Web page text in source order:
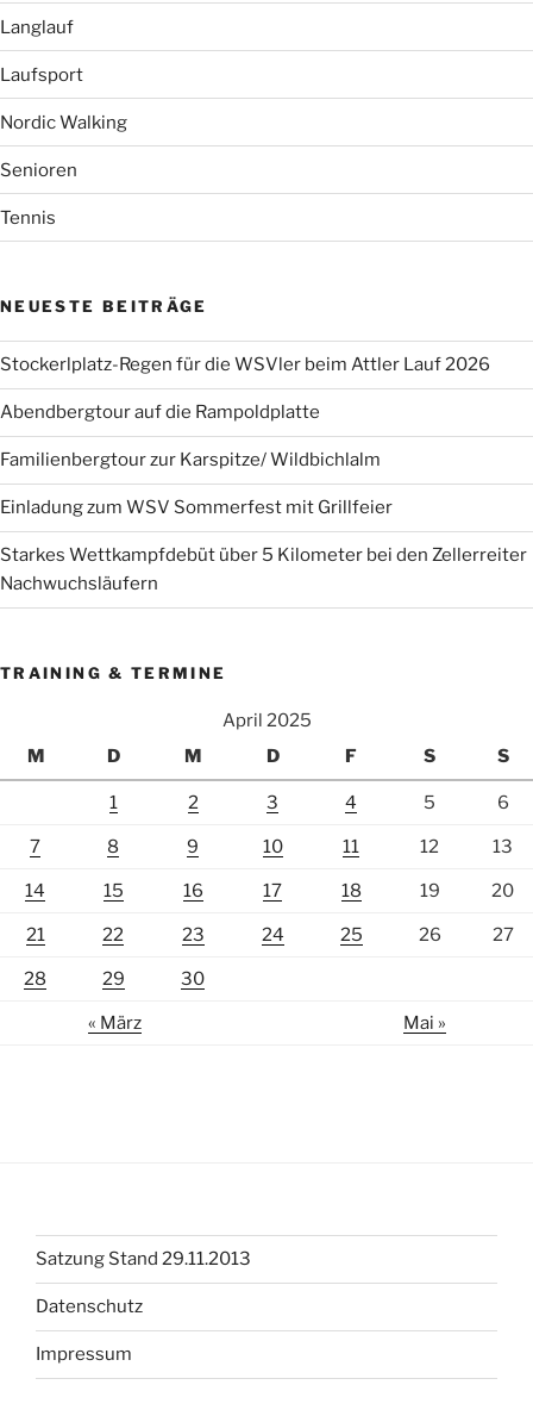
Langlauf
Laufsport
Nordic Walking
Senioren
Tennis
NEUESTE BEITRÄGE
Stockerlplatz-Regen für die WSVler beim Attler Lauf 2026
Abendbergtour auf die Rampoldplatte
Familienbergtour zur Karspitze/ Wildbichlalm
Einladung zum WSV Sommerfest mit Grillfeier
Starkes Wettkampfdebüt über 5 Kilometer bei den Zellerreiter
Nachwuchsläufern
TRAINING & TERMINE
April 2025
M
D M D F S S
1 2 3 4 5 6
7 8 9 10 11 12 13
14 15 16 17 18 19 20
21 22 23 24 25 26 27
28 29 30
« März Mai »
Satzung Stand 29.11.2013
Datenschutz
Impressum